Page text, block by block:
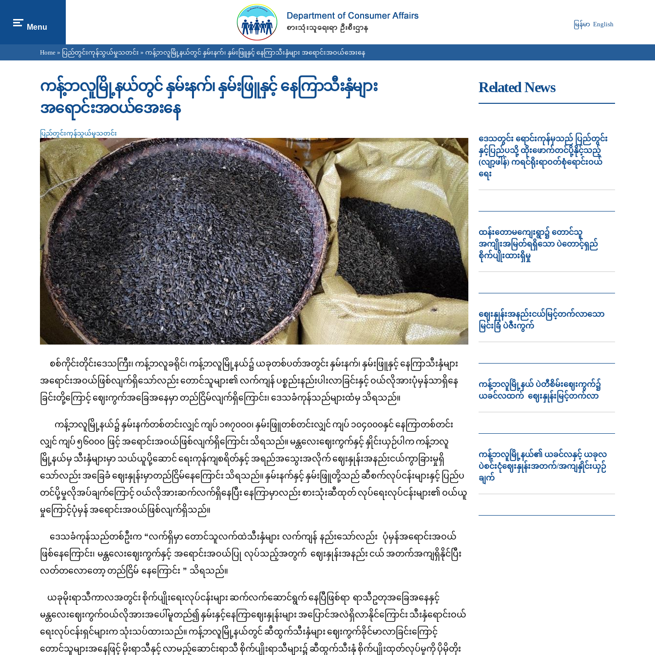
main
content
မြန်မာ English
Menu
You are here
Home » ပြည်တွင်းကုန်သွယ်မှုသတင်း » ကန့်ဘလူမြို့နယ်တွင် နှမ်းနက်၊ နှမ်းဖြူနှင့် နေကြာသီးနှံများ အရောင်းအဝယ်အေးနေ
ကန့်ဘလူမြို့နယ်တွင် နှမ်းနက်၊ နှမ်းဖြူနှင့် နေကြာသီးနှံများ
အရောင်းအဝယ်အေးနေ
ပြည်တွင်းကုန်သွယ်မှုသတင်း
စစ်ကိုင်းတိုင်းဒေသကြီး၊ ကန့်ဘလူခရိုင်၊ ကန့်ဘလူမြို့နယ်၌ ယခုတစ်ပတ်အတွင်း နှမ်းနက်၊ နှမ်းဖြူနှင့် နေကြာသီးနှံများ
အရောင်းအဝယ်ဖြစ်လျက်ရှိသော်လည်း တောင်သူများ၏ လက်ကျန် ပစ္စည်းနည်းပါးလာခြင်းနှင့် ဝယ်လိုအားပုံမှန်သာရှိနေ
ခြင်းတို့ကြောင့် ဈေးကွက်အခြေအနေမှာ တည်ငြိမ်လျက်ရှိကြောင်း၊ ဒေသခံကုန်သည်များထံမှ သိရသည်။
ကန့်ဘလူမြို့နယ်၌ နှမ်းနက်တစ်တင်းလျှင် ကျပ် ၁၈၇၀၀၀၊ နှမ်းဖြူတစ်တင်းလျှင် ကျပ် ၁၀၄၀၀၀နှင် နေကြာတစ်တင်း
လျှင် ကျပ် ၅၆၀၀၀ ဖြင့် အရောင်းအဝယ်ဖြစ်လျက်ရှိကြောင်း သိရသည်။ မန္တလေးဈေးကွက်နှင့်နှိုင်းယှဉ်ပါက ကန့်ဘလူ
မြို့နယ်မှ သီးနှံများမှာ သယ်ယူပို့ဆောင် ရေးကုန်ကျစရိတ်နှင့် အရည်အသွေးအလိုက် ဈေးနှုန်းအနည်းငယ်ကွာခြားမှုရှိ
သော်လည်း အခြေခံ ဈေးနှုန်းမှာတည်ငြိမ်နေကြောင်း သိရသည်။ နှမ်းနက်နှင့်နှမ်းဖြူတို့သည် ဆီစက်လုပ်ငန်းများနှင့် ပြည်ပ
တင်ပို့မှုလိုအပ်ချက်ကြောင့် ဝယ်လိုအားဆက်လက်ရှိနေပြီး နေကြာမှာလည်း စားသုံးဆီထုတ် လုပ်ရေးလုပ်ငန်းများ၏ ဝယ်ယူ
မှုကြောင့်ပုံမှန် အရောင်းအဝယ်ဖြစ်လျက်ရှိသည်။
ဒေသခံကုန်သည်တစ်ဦးက “လက်ရှိမှာ တောင်သူလက်ထဲသီးနှံများ လက်ကျန် နည်းသော်လည်း ပုံမှန်အရောင်းအဝယ်
ဖြစ်နေကြောင်း၊ မန္တလေးဈေးကွက်နှင့် အရောင်းအဝယ်ပြု လုပ်သည့်အတွက် ဈေးနှုန်းအနည်း ငယ် အတက်အကျရှိနိုင်ပြီး
လတ်တလောတော့ တည်ငြိမ် နေကြောင်း ” သိရသည်။
ယခုမိုးရာသီကာလအတွင်း စိုက်ပျိုးရေးလုပ်ငန်းများ ဆက်လက်ဆောင်ရွက် နေပြီဖြစ်ရာ ရာသီဥတုအခြေအနေနှင့်
မန္တလေးဈေးကွက်ဝယ်လိုအားအပေါ်မူတည်၍ နှမ်းနှင့်နေကြာဈေးနှုန်းများ အပြောင်အလဲရှိလာနိုင်ကြောင်း သီးနှံရောင်းဝယ်
ရေးလုပ်ငန်းရှင်များက သုံးသပ်ထားသည်။ ကန့်ဘလူမြို့နယ်တွင် ဆီထွက်သီးနှံများ ဈေးကွက်ခိုင်မာလာခြင်းကြောင့်
တောင်သူများအနေဖြင့် မိုးရာသီနှင့် လာမည့်ဆောင်းရာသီ စိုက်ပျိုးရာသီများ၌ ဆီထွက်သီးနှံ စိုက်ပျိုးထုတ်လုပ်မှုကို ပိုမိုတိုး
Related News
ဒေသတွင်း ရောင်းကုန်မှသည် ပြည်တွင်း
နှင့်ပြည်ပသို့ ထိုးဖောက်တင်ပို့နိုင့်သည့်
(လျာ့ဖါန်) ကရင်ရိုးရာဝတ်စုံရောင်းဝယ်
ရေး
ထန်းတောမကျေးရွာ၌ တောင်သူ
အကျိုးအမြတ်ရရှိသော ပဲတောင့်ရှည်
စိုက်ပျိုးထားရှိမှု
ဈေးနှုန်းအနည်းငယ်မြင့်တက်လာသော
မြင်းခြံ ပဲဇီးကွက်
ကန့်ဘလူမြို့နယ် ပဲတီစိမ်းဈေးကွက်၌
ယခင်လထက် ဈေးနှုန်းမြင့်တက်လာ
ကန့်ဘလူမြို့နယ်၏ ယခင်လနှင့် ယခုလ
ပဲစင်းငုံဈေးနှုန်းအတက်/အကျနှိုင်းယှဉ်
ချက်